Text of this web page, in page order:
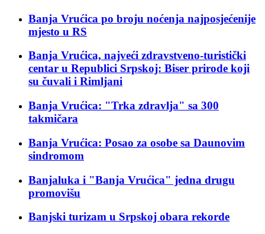
Banja Vrućica po broju noćenja najposjećenije
mjesto u RS
Banja Vrućica, najveći zdravstveno-turistički
centar u Republici Srpskoj: Biser prirode koji
su čuvali i Rimljani
Banja Vrućica: "Trka zdravlja" sa 300
takmičara
Banja Vrućica: Posao za osobe sa Daunovim
sindromom
Banjaluka i "Banja Vrućica" jedna drugu
promovišu
Banjski turizam u Srpskoj obara rekorde